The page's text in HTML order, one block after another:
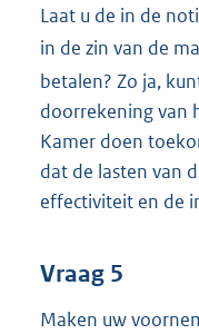
Laat u de in de
in de zin van de
betalen? Zo ja,
doorrekening van
Kamer doen
dat de lasten van
effectiviteit en de
Vraag 5
Maken uw